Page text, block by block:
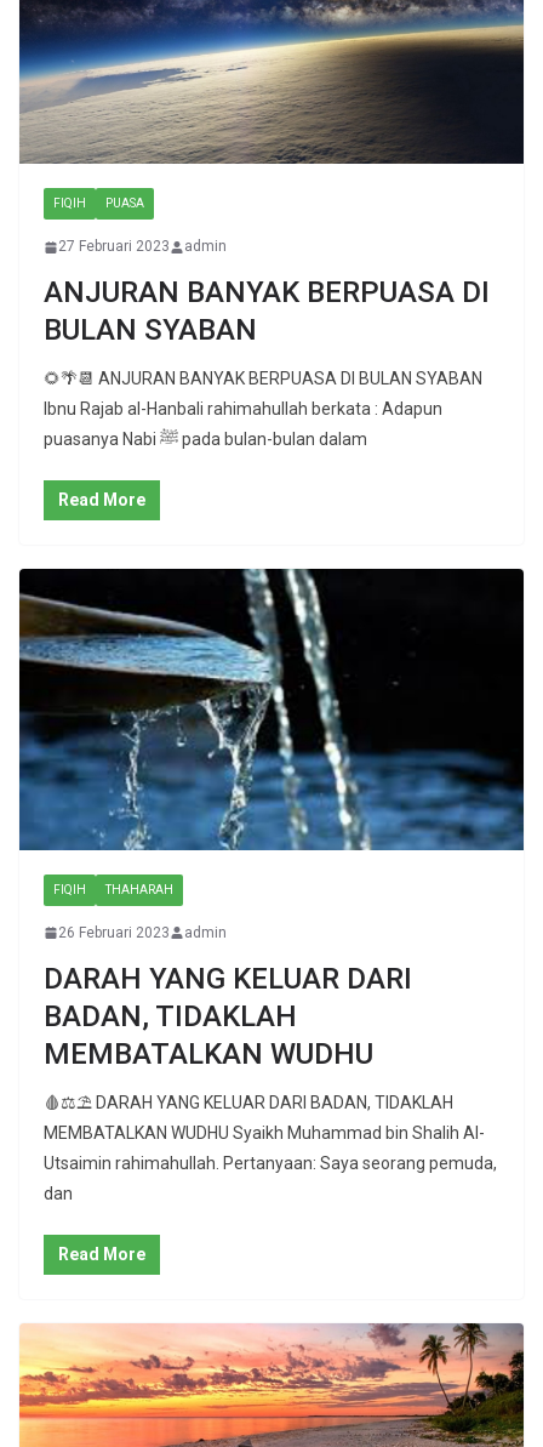
FIQIH PUASA
27 Februari 2023 admin
ANJURAN BANYAK BERPUASA DI
BULAN SYABAN
🌻🌴📆 ANJURAN BANYAK BERPUASA DI BULAN SYABAN
Ibnu Rajab al-Hanbali rahimahullah berkata : Adapun
puasanya Nabi ﷺ pada bulan-bulan dalam
Read More
FIQIH THAHARAH
26 Februari 2023 admin
DARAH YANG KELUAR DARI
BADAN, TIDAKLAH
MEMBATALKAN WUDHU
🩸⚖⛱ DARAH YANG KELUAR DARI BADAN, TIDAKLAH
MEMBATALKAN WUDHU Syaikh Muhammad bin Shalih Al-
Utsaimin rahimahullah. Pertanyaan: Saya seorang pemuda,
dan
Read More